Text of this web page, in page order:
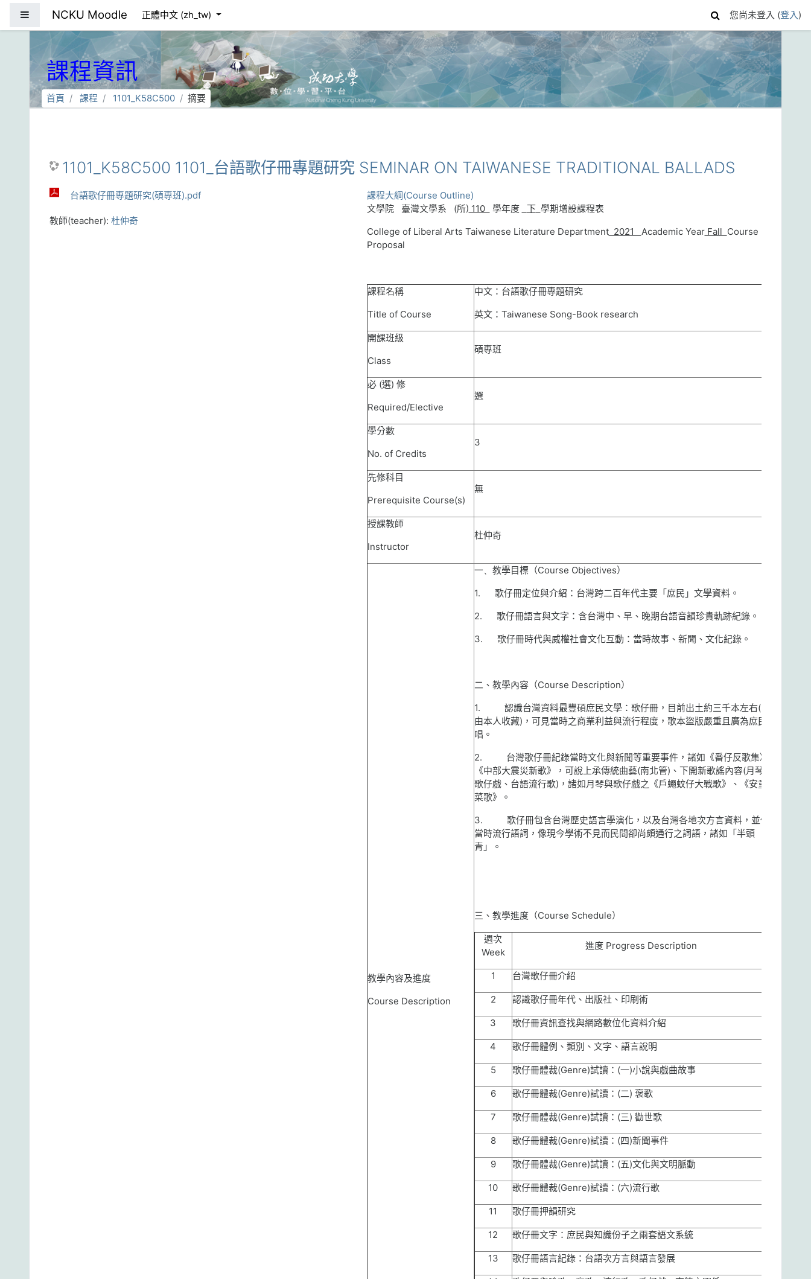
NCKU Moodle 正體中文 ‎(zh_tw)‎ 您尚未登入 (登入)
課程資訊
首頁 課程 1101_K58C500 摘要
1101_K58C500 1101_台語歌仔冊專題研究 SEMINAR ON TAIWANESE TRADITIONAL BALLADS
課程大綱(Course Outline)
文學院
臺灣文學系 (所) 110 學年度 下 學期增設課程表
College of Liberal Arts Taiwanese Literature Department2021 Academic YearFall Course
Proposal
課程名稱
Title of Course
中文：台語歌仔冊專題研究
英文： Taiwanese Song-Book research
開課班級
Class
碩專班
必(選) 修
Required/Elective
選
學分數
No. of Credits
3
先修科目
Prerequisite Course(s)
無
授課教師
Instructor
杜仲奇
教學內容及進度
Course Description
一、 教學目標（Course Objectives）
1. 歌仔冊定位與介紹：台灣跨二百年代主要「庶民」文學資料。
2. 歌仔冊語言與文字：含台灣中、早、晚期台語音韻珍貴軌跡紀錄。
3. 歌仔冊時代與威權社會文化互動：當時故事、新聞、文化紀錄。
二、教學內容（Course Description）
1. 認識台灣資料最豐碩庶民文學：歌仔冊，目前出土約三千本左右(目前
由本人收藏) ，可見當時之商業利益與流行程度，歌本盜版嚴重且廣為庶民傳
唱。
2. 台灣歌仔冊紀錄當時文化與新聞等重要事件，諸如《番仔反歌集》、
《中部大震災新歌》，可說上承傳統曲藝(南北管) 、下開新歌謠內容(月琴、
歌仔戲、台語流行歌) ，諸如月琴與歌仔戲之《戶蠅蚊仔大戰歌》、《安童買
菜歌》。
3. 歌仔冊包含台灣歷史語言學演化，以及台灣各地次方言資料，並保留
當時流行語詞，像現今學術不見而民間卻尚頗通行之詞語，諸如「半頭
青」。
三、教學進度（Course Schedule）
週次
Week
進度Progress Description
1 台灣歌仔冊介紹
2 認識歌仔冊年代、出版社、印刷術
3 歌仔冊資訊查找與網路數位化資料介紹
4 歌仔冊體例、類別、文字、語言說明
5 歌仔冊體裁(Genre)試讀： (一)小說與戲曲故事
6 歌仔冊體裁(Genre)試讀： (二) 褒歌
7 歌仔冊體裁(Genre)試讀： (三) 勸世歌
8 歌仔冊體裁(Genre)試讀： (四)新聞事件
9 歌仔冊體裁(Genre)試讀： (五)文化與文明脈動
10 歌仔冊體裁(Genre)試讀： (六)流行歌
11 歌仔冊押韻研究
12 歌仔冊文字：庶民與知識份子之兩套語文系統
13 歌仔冊語言紀錄：台語次方言與語言發展
台語歌仔冊專題研究(碩專班).pdf
教師(teacher): 杜仲奇